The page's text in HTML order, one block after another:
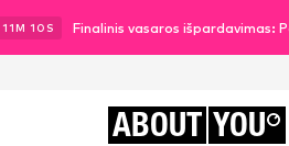
11M 08 S Finalinis vasaros išpardavimas:
ABOUT YOU